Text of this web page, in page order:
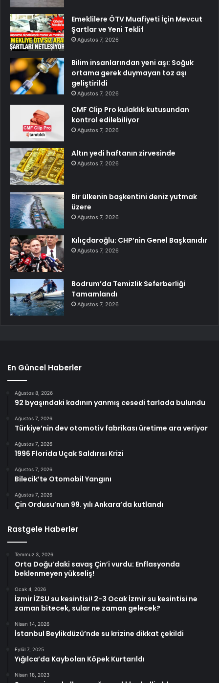
Emeklilere ÖTV Muafiyeti İçin Mevcut
Şartlar ve Yeni Teklif
Ağustos 7, 2026
Bilim insanlarından yeni aşı: Soğuk
ortama gerek duymayan toz aşı
geliştirildi
Ağustos 7, 2026
CMF Clip Pro kulaklık kutusundan
kontrol edilebiliyor
Ağustos 7, 2026
Altın yedi haftanın zirvesinde
Ağustos 7, 2026
Bir ülkenin başkentini deniz yutmak
üzere
Ağustos 7, 2026
Kılıçdaroğlu: CHP’nin Genel Başkanıdır
Ağustos 7, 2026
Bodrum’da Temizlik Seferberliği
Tamamlandı
Ağustos 7, 2026
En Güncel Haberler
Ağustos 8, 2026
92 byaşındaki kadının yanmış cesedi tarlada bulundu
Ağustos 7, 2026
Türkiye’nin dev otomotiv fabrikası üretime ara veriyor
Ağustos 7, 2026
1996 Florida Uçak Saldırısı Krizi
Ağustos 7, 2026
Bilecik’te Otomobil Yangını
Ağustos 7, 2026
Çin Ordusu’nun 99. yılı Ankara’da kutlandı
Rastgele Haberler
Temmuz 3, 2026
Orta Doğu’daki savaş Çin’i vurdu: Enflasyonda
beklenmeyen yükseliş!
Ocak 4, 2026
İzmir İZSU su kesintisi! 2-3 Ocak İzmir su kesintisi ne
zaman bitecek, sular ne zaman gelecek?
Nisan 14, 2026
İstanbul Beylikdüzü’nde su krizine dikkat çekildi
Eylül 7, 2025
Yığılca’da Kaybolan Köpek Kurtarıldı
Nisan 18, 2023